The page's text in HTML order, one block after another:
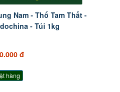
Nam - Thổ Tam Thất -
- Túi 1kg
đ
hàng